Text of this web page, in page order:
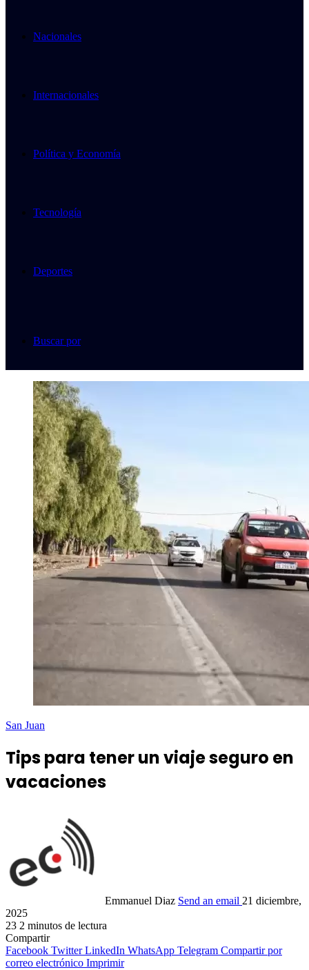
Nacionales
Internacionales
Política y Economía
Tecnología
Deportes
Buscar por
San Juan
Tips para tener un viaje seguro en
vacaciones
Emmanuel Diaz Send an email 21 diciembre,
2025
23 2 minutos de lectura
Compartir
Facebook Twitter LinkedIn WhatsApp Telegram Compartir por
correo electrónico Imprimir